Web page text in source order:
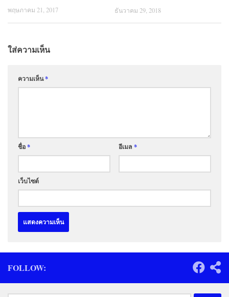
พฤษภาคม 21, 2017 ธันวาคม 29, 2018
ใส่ความเห็น
ความเห็น*
ชื่อ* อีเมล *
เว็บไซต์
FOLLOW: